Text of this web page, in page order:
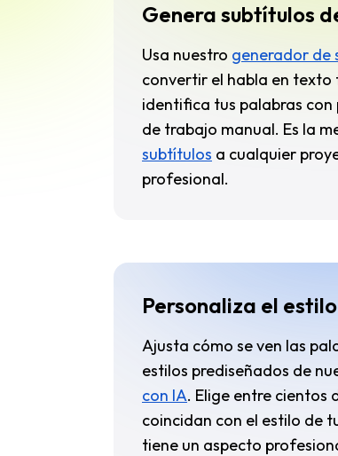
Genera subtítulos
Usa nuestro generador de
convertir el habla en texto
identifica tus palabras
de trabajo manual. Es la
subtítulos a cualquier
profesional.
Personaliza el
Ajusta cómo se ven las
estilos prediseñados de
con IA. Elige entre cientos
coincidan con el estilo de
tiene un aspecto